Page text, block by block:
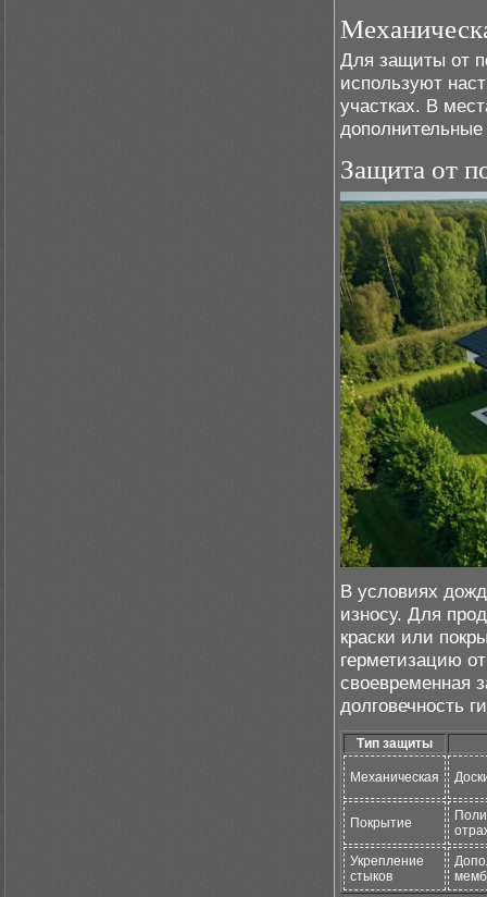
Для защиты от
используют
участках. В
Защита от
В условиях
износу. Для
краски или
герметизацию
своевременная
долговечность
Тип защиты
Механическая
Покрытие
Укрепление
стыков